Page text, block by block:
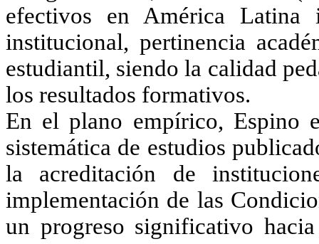
efectivos en América Latina
institucional, pertinencia
estudiantil, siendo la calidad
los resultados formativos.
En el plano empírico, Espino
sistemática de estudios
la acreditación de
implementación de las
un progreso significativo